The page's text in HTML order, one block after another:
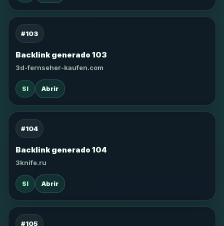
#103
Backlink generado 103
3d-fernseher-kaufen.com
SI Abrir
#104
Backlink generado 104
3knife.ru
SI Abrir
#105